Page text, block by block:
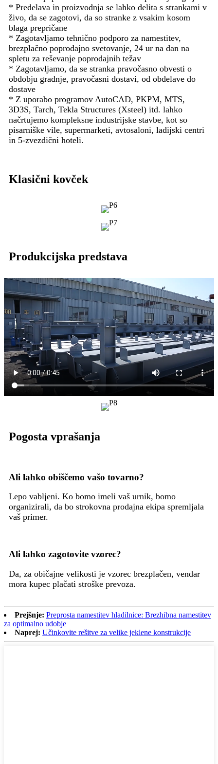
* Predelava in proizvodnja se lahko delita s strankami v
živo, da se zagotovi, da so stranke z vsakim kosom
blaga prepričane
* Zagotavljamo tehnično podporo za namestitev,
brezplačno poprodajno svetovanje, 24 ur na dan na
spletu za reševanje poprodajnih težav
* Zagotavljamo, da se stranka pravočasno obvesti o
obdobju gradnje, pravočasni dostavi, od obdelave do
dostave
* Z uporabo programov AutoCAD, PKPM, MTS,
3D3S, Tarch, Tekla Structures (Xsteel) itd. lahko
načrtujemo kompleksne industrijske stavbe, kot so
pisarniške vile, supermarketi, avtosaloni, ladijski centri
in 5-zvezdični hoteli.
Klasični kovček
Produkcijska predstava
Pogosta vprašanja
Ali lahko obiščemo vašo tovarno?
Lepo vabljeni. Ko bomo imeli vaš urnik, bomo
organizirali, da bo strokovna prodajna ekipa spremljala
vaš primer.
Ali lahko zagotovite vzorec?
Da, za običajne velikosti je vzorec brezplačen, vendar
mora kupec plačati stroške prevoza.
Prejšnje: Preprosta namestitev hladilnice: Brezhibna namestitev
za optimalno udobje
Naprej: Učinkovite rešitve za velike jeklene konstrukcije